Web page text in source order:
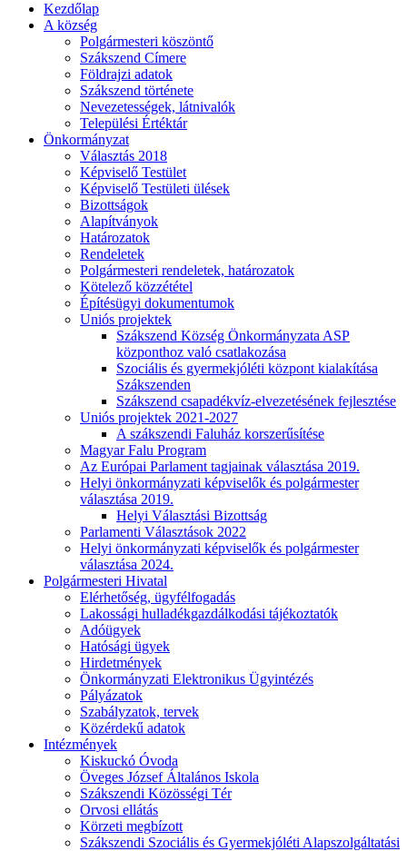
Kezdőlap
A község
Polgármesteri köszöntő
Szákszend Címere
Földrajzi adatok
Szákszend története
Nevezetességek, látnivalók
Települési Értéktár
Önkormányzat
Választás 2018
Képviselő Testület
Képviselő Testületi ülések
Bizottságok
Alapítványok
Határozatok
Rendeletek
Polgármesteri rendeletek, határozatok
Kötelező közzététel
Építésügyi dokumentumok
Uniós projektek
Szákszend Község Önkormányzata ASP
központhoz való csatlakozása
Szociális és gyermekjóléti központ kialakítása
Szákszenden
Szákszend csapadékvíz-elvezetésének fejlesztése
Uniós projektek 2021-2027
A szákszendi Faluház korszerűsítése
Magyar Falu Program
Az Európai Parlament tagjainak választása 2019.
Helyi önkormányzati képviselők és polgármester
választása 2019.
Helyi Választási Bizottság
Parlamenti Választások 2022
Helyi önkormányzati képviselők és polgármester
választása 2024.
Polgármesteri Hivatal
Elérhetőség, ügyfélfogadás
Lakossági hulladékgazdálkodási tájékoztatók
Adóügyek
Hatósági ügyek
Hirdetmények
Önkormányzati Elektronikus Ügyintézés
Pályázatok
Szabályzatok, tervek
Közérdekű adatok
Intézmények
Kiskuckó Óvoda
Öveges József Általános Iskola
Szákszendi Közösségi Tér
Orvosi ellátás
Körzeti megbízott
Szákszendi Szociális és Gyermekjóléti Alapszolgáltatási